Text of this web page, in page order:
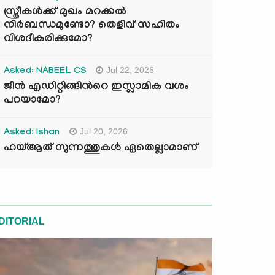
സ്ത്രീകൾക്ക് മുഖം മറക്കൽ
നിർബന്ധമുണ്ടോ? തെളിവ് സഹിതം
വിശദീകരിക്കുമോ?
Asked: NABEEL CS Jul 22, 2026
ജീൻ എഡിറ്റിങ്ങിന്‍റെ ഇസ്ലാമിക വശം
പറയാമോ?
Asked: Ishan Jul 20, 2026
ഹയ്ആത് സുന്നത്തുകൾ ഏതെല്ലാമാണ്